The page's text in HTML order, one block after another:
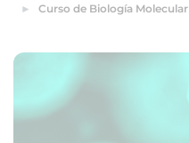
Curso de Biología Molecular